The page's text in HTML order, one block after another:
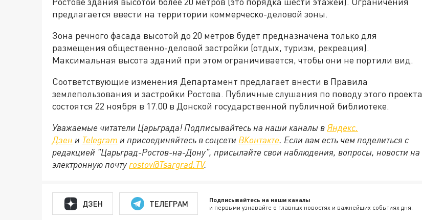
предлагается ввести на территории коммерческо-деловой зоны.
Зона речного фасада высотой до 20 метров будет предназначена только для
размещения общественно-деловой застройки (отдых, туризм, рекреация).
Максимальная высота зданий при этом ограничивается, чтобы они не портили вид.
Соответствующие изменения Департамент предлагает внести в Правила
землепользования и застройки Ростова. Публичные слушания по поводу этого проекта
состоятся 22 ноября в 17.00 в Донской государственной публичной библиотеке.
Уважаемые читатели Царьграда! Подписывайтесь на наши каналы вЯндекс.
Дзен и Telegram и присоединяйтесь в соцсети ВКонтакте. Если вам есть чем поделиться с
редакцией "Царьград-Ростов-на-Дону", присылайте свои наблюдения, вопросы, новости на
электронную почту rostov@Tsargrad.ТV.
ДЗЕН ТЕЛЕГРАМ Подписывайтесь на наши каналы
и первыми узнавайте о главных новостях и важнейших событиях дня.